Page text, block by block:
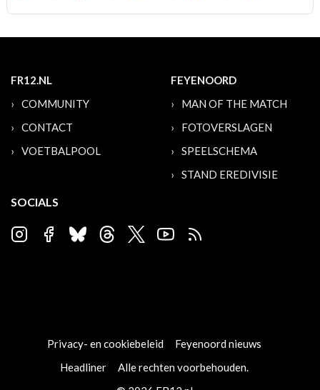
FR12.NL
COMMUNITY
CONTACT
VOETBALPOOL
FEYENOORD
MAN OF THE MATCH
FOTOVERSLAGEN
SPEELSCHEMA
STAND EREDIVISIE
SOCIALS
Privacy- en cookiebeleid
Feyenoord nieuws
Headliner
Alle rechten voorbehouden.